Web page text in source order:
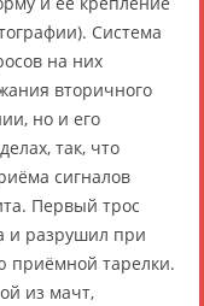
Система
на них
вторичного
но и его
так, что
сигналов
Первый трос
и разрушил при
приёмной тарелки.
из мачт,